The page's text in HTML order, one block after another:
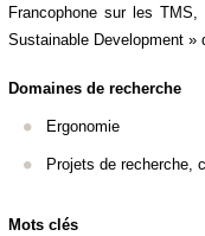
Francophone sur les
Sustainable Development »
Domaines de recherche
Ergonomie
Projets de recherche,
Mots clés